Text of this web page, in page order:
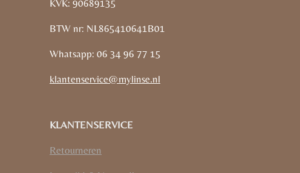
KVK: 90689135
BTW nr: NL865410641B01
Whatsapp: 06 34 96 77 15
klantenservice@mylinse.nl
KLANTENSERVICE
Retourneren